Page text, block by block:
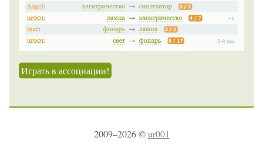
Играть в ассоциации!
2009–2026 ©ur001